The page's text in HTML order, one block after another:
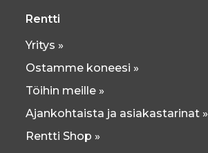
Rentti
Yritys »
Ostamme koneesi »
Töihin meille »
Ajankohtaista ja asiakastarinat »
Rentti Shop »